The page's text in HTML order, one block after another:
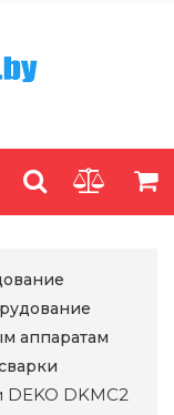
аппаратам
DKMC2